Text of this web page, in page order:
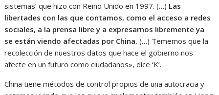
sistemas’ que hizo con Reino Unido en 1997. (…) Las
libertades con las que contamos, como el acceso a redes
sociales, a la prensa libre y a expresarnos libremente ya
se están viendo afectadas por China. (…) Tememos que la
recolección de nuestros datos que hace el gobierno nos
afecte en un futuro como ciudadanos», dice ‘K’.
China tiene métodos de control propios de una autocracia y